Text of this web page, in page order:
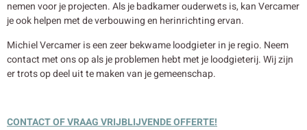
nemen voor je projecten. Als je badkamer ouderwets is, kan Vercamer
je ook helpen met de verbouwing en herinrichting ervan.
Michiel Vercamer is een zeer bekwame loodgieter in je regio. Neem
contact met ons op als je problemen hebt met je loodgieterij. Wij zijn
er trots op deel uit te maken van je gemeenschap.
CONTACT OF VRAAG VRIJBLIJVENDE OFFERTE!